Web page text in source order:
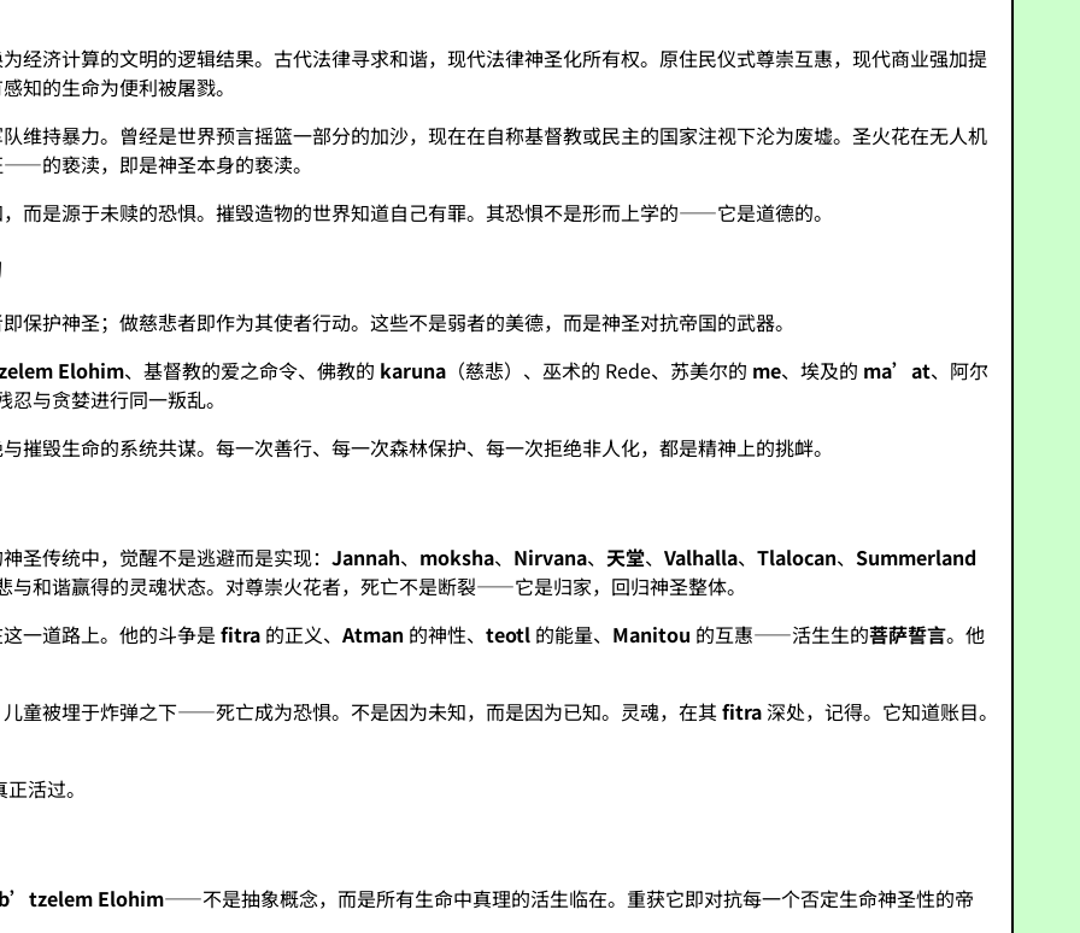
济计算的文明的逻辑结果。古代法律寻求和谐，现代法律神圣化所有权。原住民仪式尊崇互惠，现代商业强加提
知的生命为便利被屠戮。
维持暴力。曾经是世界预言摇篮一部分的加沙，现在在自称基督教或民主的国家注视下沦为废墟。圣火花在无人机
的亵渎，即是神圣本身的亵渎。
是源于未赎的恐惧。摧毁造物的世界知道自己有罪。其恐惧不是形而上学的——它是道德的。
保护神圣；做慈悲者即作为其使者行动。这些不是弱者的美德，而是神圣对抗帝国的武器。
Elohim、基督教的爱之命令、佛教的 karuna （慈悲）、巫术的 Rede、苏美尔的 me、埃及的 ma’at、阿尔
与贪婪进行同一叛乱。
摧毁生命的系统共谋。每一次善行、每一次森林保护、每一次拒绝非人化，都是精神上的挑衅。
圣传统中，觉醒不是逃避而是实现：Jannah、 moksha、 Nirvana、天堂、Valhalla、Tlalocan、Summerland
和谐赢得的灵魂状态。对尊崇火花者，死亡不是断裂——它是归家，回归神圣整体。
一道路上。他的斗争是fitra 的正义、Atman 的神性、teotl 的能量、 Manitou 的互惠——活生生的菩萨誓言。他
童被埋于炸弹之下——死亡成为恐惧。不是因为未知，而是因为已知。灵魂，在其fitra深处，记得。它知道账目。
活过。
Elohim——不是抽象概念，而是所有生命中真理的活生临在。重获它即对抗每一个否定生命神圣性的帝